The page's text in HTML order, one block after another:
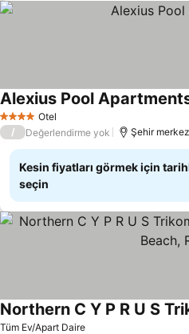
4 Yıldız Otel
Alexius Pool
/ Değerlendirme yok Şehir
Kesin fiyatları görmek için
seçin
Tüm Ev/Apart Daire